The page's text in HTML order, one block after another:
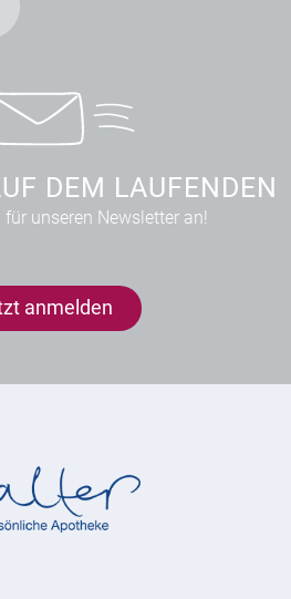
DEM LAUFENDEN
für unseren Newsletter an!
anmelden